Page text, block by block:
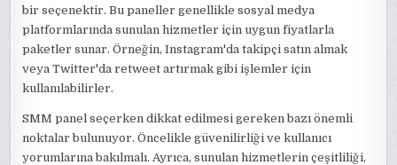
bir seçenektir. Bu paneller genellikle sosyal medya
platformlarında sunulan hizmetler için uygun fiyatlarla
paketler sunar. Örneğin, Instagram'da takipçi satın almak
veya Twitter'da retweet artırmak gibi işlemler için
kullanılabilirler.
SMM panel seçerken dikkat edilmesi gereken bazı önemli
noktalar bulunuyor. Öncelikle güvenilirliği ve kullanıcı
yorumlarına bakılmalı. Ayrıca, sunulan hizmetlerin çeşitliliği,